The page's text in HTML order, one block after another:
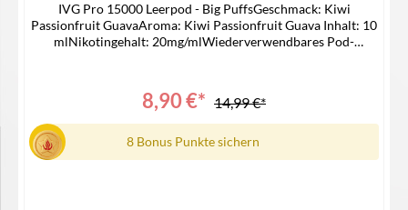
IVG Pro 15000 Leerpod - Big PuffsGeschmack: Kiwi
Passionfruit GuavaAroma: Kiwi Passionfruit Guava Inhalt: 10
mlNikotingehalt: 20mg/mlWiederverwendbares Pod-
Bedienungsanleitung
8,90 €* 14,99 €*
8 Bonus Punkte sichern